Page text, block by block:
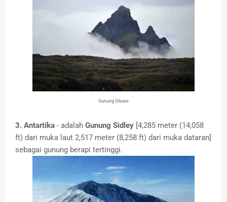
Gunung Giluwe
3. Antartika - adalah Gunung Sidley [4,285 meter (14,058
ft) dari muka laut 2,517 meter (8,258 ft) dari muka dataran]
sebagai gunung berapi tertinggi.